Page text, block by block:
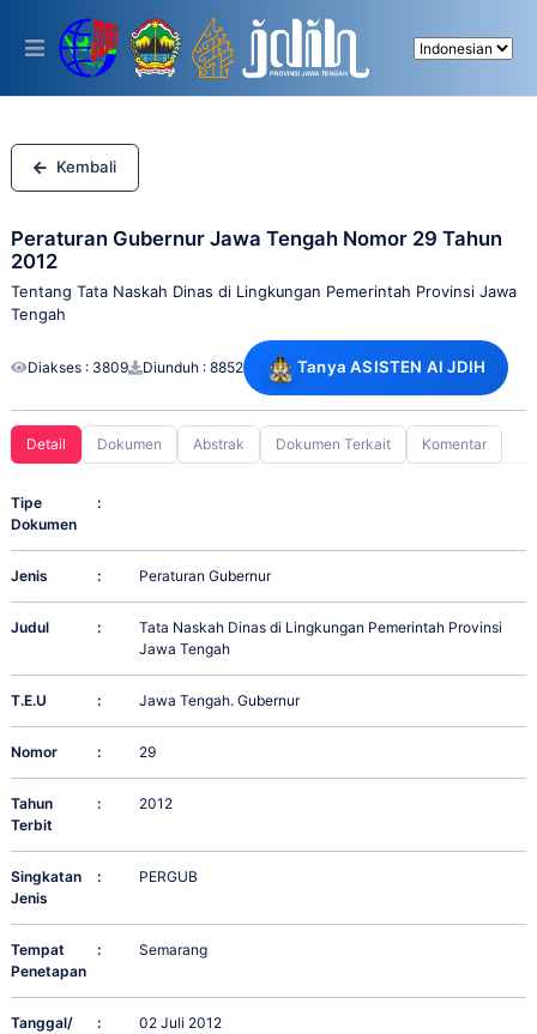
This
includes
accessibility
system.
Kembali
Peraturan Gubernur Jawa Tengah Nomor 29 Tahun
2012
Tentang Tata Naskah Dinas di Lingkungan Pemerintah Provinsi Jawa
Tengah
Diakses : 3809 Diunduh : 8852 Tanya ASISTEN AI JDIH
Detail Dokumen Abstrak Dokumen Terkait Komentar
Tipe
Dokumen
:
Jenis : Peraturan Gubernur
Judul :
Tata Naskah Dinas di Lingkungan Pemerintah Provinsi
Jawa Tengah
T.E.U : Jawa Tengah. Gubernur
Nomor : 29
Tahun
Terbit
: 2012
Singkatan
Jenis
: PERGUB
Tempat
Penetapan
: Semarang
Tanggal/
: 02 Juli 2012